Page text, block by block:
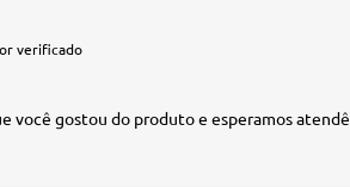
verificado
você gostou do produto e esperamos